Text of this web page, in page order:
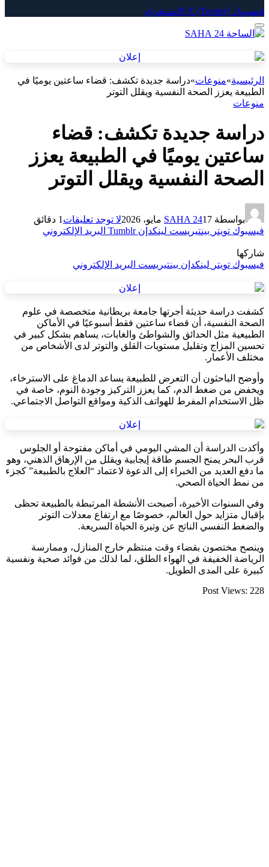
فيسبوك X (Twitter) الانستغرام
الرئيسية»منوعات»دراسة جديدة تكشف: قضاء ساعتين يوميًا في
الطبيعة يعزز الصحة النفسية ويقلل التوتر
منوعات
دراسة جديدة تكشف: قضاء
ساعتين يوميًا في الطبيعة يعزز
الصحة النفسية ويقلل التوتر
بواسطة SAHA 2417 مايو، 2026 لا توجد تعليقات 1 دقائق
فيسبوك تويتر بينتيريست لينكدإن Tumblr البريد الإلكتروني
شاركها
فيسبوك تويتر لينكدإن بينتيريست البريد الإلكتروني
كشفت دراسة حديثة أجرتها جامعة بريطانية متخصصة في علوم
الصحة النفسية، أن قضاء ساعتين فقط أسبوعيًا في الأماكن
الطبيعية مثل الحدائق والشواطئ والغابات، يساهم بشكل كبير في
تحسين المزاج وتقليل مستويات القلق والتوتر لدى الأشخاص من
مختلف الأعمار.
وأوضح الباحثون أن التعرض للطبيعة يساعد الدماغ على الاسترخاء،
ويخفض من ضغط الدم، كما يعزز التركيز وجودة النوم، خاصة في
ظل الاستخدام المفرط للهواتف الذكية ومواقع التواصل الاجتماعي.
وأكدت الدراسة أن المشي اليومي في أماكن مفتوحة أو الجلوس
قرب البحر يمنح الجسم طاقة إيجابية ويقلل من الإرهاق الذهني، وهو
ما دفع العديد من الخبراء إلى الدعوة لاعتماد “العلاج بالطبيعة” كجزء
من نمط الحياة الصحي.
وفي السنوات الأخيرة، أصبحت الأنشطة المرتبطة بالطبيعة تحظى
بإقبال متزايد حول العالم، خصوصًا مع ارتفاع معدلات التوتر
والضغط النفسي الناتج عن وتيرة الحياة السريعة.
وينصح مختصون بقضاء وقت منتظم خارج المنازل، وممارسة
الرياضة الخفيفة في الهواء الطلق، لما لذلك من فوائد صحية ونفسية
كبيرة على المدى الطويل.
Post Views: 228